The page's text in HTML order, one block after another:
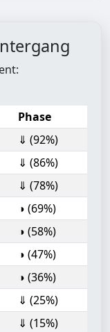
Phase
⇓ (92%)
⇓ (86%)
⇓ (78%)
◑ (69%)
◑ (58%)
◑ (47%)
◑ (36%)
⇓ (25%)
⇓ (15%)